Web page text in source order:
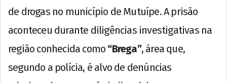
de drogas no município de Mutuípe. A prisão
aconteceu durante diligências investigativas na
região conhecida como “Brega”, área que,
segundo a polícia, é alvo de denúncias